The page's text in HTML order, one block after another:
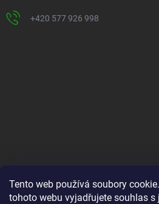
Tento web používá soubory
tohoto webu vyjadřujete souhlas
+420 577 926 998
Kontakty